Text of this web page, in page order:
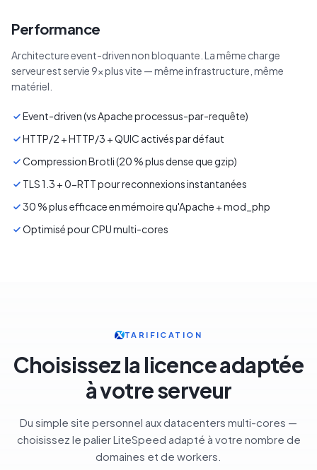
Performance
Architecture event-driven non bloquante. La même charge
serveur est servie 9× plus vite — même infrastructure, même
matériel.
Event-driven (vs Apache processus-par-requête)
HTTP/2 + HTTP/3 + QUIC activés par défaut
Compression Brotli (20 % plus dense que gzip)
TLS 1.3 + 0-RTT pour reconnexions instantanées
30 % plus efficace en mémoire qu'Apache + mod_php
Optimisé pour CPU multi-cores
TARIFICATION
Choisissez la licence adaptée
à votre serveur
Du simple site personnel aux datacenters multi-cores —
choisissez le palier LiteSpeed adapté à votre nombre de
domaines et de workers.